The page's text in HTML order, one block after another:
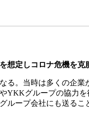
想定しコロナ危機を
。当時は多くの企
グループの協力
ループ会社にも送るこ